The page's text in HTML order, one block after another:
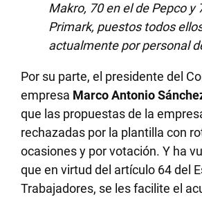
Makro, 70 en el de Pepco y
Primark, puestos todos
actualmente por personal
Por su parte, el presidente del
empresa Marco Antonio
que las propuestas de la
rechazadas por la plantilla con
ocasiones y por votación. Y ha
que en virtud del artículo 64 del
Trabajadores, se les facilite el